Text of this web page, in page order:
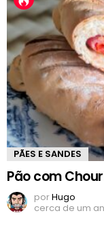
PÃES E SANDES
Pão com
porHugo
cerca de um